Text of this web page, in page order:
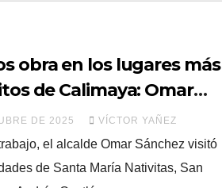
obra en los lugares más
de Calimaya: Omar
DE 2025 VÍCTOR YAÑEZ
el alcalde Omar Sánchez visitó
de Santa María Nativitas, San